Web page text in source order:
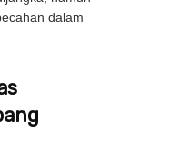
dalam